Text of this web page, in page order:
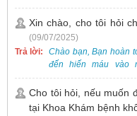
lần 3 vẫn có thể thực
Tại Bệnh viện, chúng
nhận và hỗ trợ nhiều
nhu cầu tương tự.
Xin chào, cho tôi hỏi
(09/07/2025)
Trả lời:
Chào bạn, Bạn hoàn
đến hiến máu vào
Nhật.
Cho tôi hỏi, nếu muốn
tại Khoa Khám bệnh